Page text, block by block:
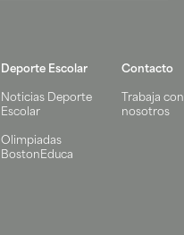
Deporte Escolar
Noticias Deporte
Escolar
Olimpiadas
BostonEduca
Contacto
Trabaja con
nosotros